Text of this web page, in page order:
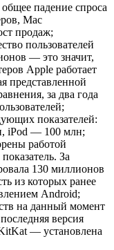
падение спроса
Mac
продаж;
пользователей
— это значит,
Apple работает
представленной
за два года
показателей:
iPod — 100 млн;
работой
За
130 миллионов
из которых ранее
Android;
на данный момент
версия
— установлена